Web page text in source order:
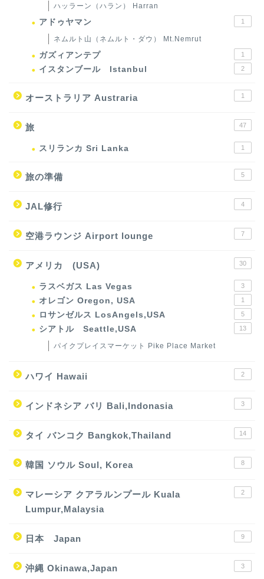
ハッラーン（ハラン） Harran
アドゥヤマン 1
ネムルト山（ネムルト・ダウ） Mt.Nemrut
ガズィアンテプ 1
イスタンブール Istanbul 2
オーストラリア Austraria 1
旅 47
スリランカ Sri Lanka 1
旅の準備 5
JAL修行 4
空港ラウンジ Airport lounge 7
アメリカ (USA) 30
ラスベガス Las Vegas 3
オレゴン Oregon, USA 1
ロサンゼルス LosAngels,USA 5
シアトル Seattle,USA 13
パイクプレイスマーケット Pike Place Market
ハワイ Hawaii 2
インドネシア バリ Bali,Indonasia 3
タイ バンコク Bangkok,Thailand 14
韓国 ソウル Soul, Korea 8
マレーシア クアラルンプール Kuala
Lumpur,Malaysia
2
日本 Japan 9
沖縄 Okinawa,Japan 3